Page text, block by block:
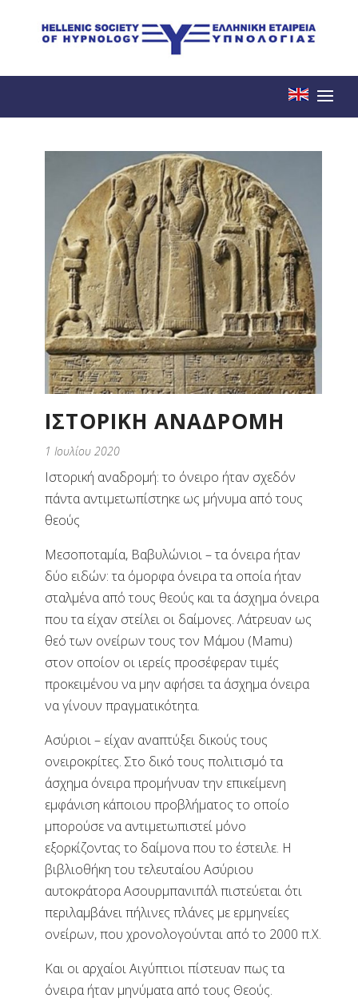
ΙΣΤΟΡΙΚΗ ΑΝΑΔΡΟΜΗ
1 Ιουλίου 2020
Ιστορική αναδρομή: το όνειρο ήταν σχεδόν
πάντα αντιμετωπίστηκε ως μήνυμα από τους
θεούς
Μεσοποταμία, Βαβυλώνιοι – τα όνειρα ήταν
δύο ειδών: τα όμορφα όνειρα τα οποία ήταν
σταλμένα από τους θεούς και τα άσχημα όνειρα
που τα είχαν στείλει οι δαίμονες. Λάτρευαν ως
θεό των ονείρων τους τον Μάμου (Mamu)
στον οποίον οι ιερείς προσέφεραν τιμές
προκειμένου να μην αφήσει τα άσχημα όνειρα
να γίνουν πραγματικότητα.
Ασύριοι – είχαν αναπτύξει δικούς τους
ονειροκρίτες. Στο δικό τους πολιτισμό τα
άσχημα όνειρα προμήνυαν την επικείμενη
εμφάνιση κάποιου προβλήματος το οποίο
μπορούσε να αντιμετωπιστεί μόνο
εξορκίζοντας το δαίμονα που το έστειλε. Η
βιβλιοθήκη του τελευταίου Ασύριου
αυτοκράτορα Ασουρμπανιπάλ πιστεύεται ότι
περιλαμβάνει πήλινες πλάνες με ερμηνείες
ονείρων, που χρονολογούνται από το 2000 π.Χ.
Και οι αρχαίοι Αιγύπτιοι πίστευαν πως τα
όνειρα ήταν μηνύματα από τους Θεούς.